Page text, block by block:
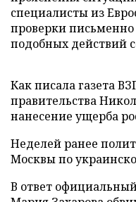
специалисты из
проверки письменно
подобных действий
Как писала газета
правительства
нанесение ущерба
Неделей ранее
Москвы по
В ответ